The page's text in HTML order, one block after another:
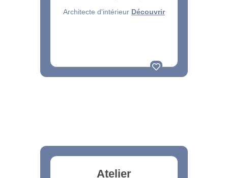
Architecte d'intérieur Découvrir
Atelier